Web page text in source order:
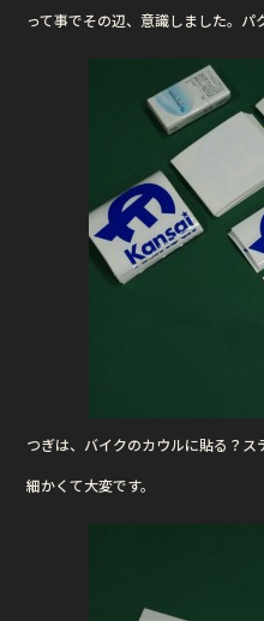
って事でその辺、意識しました。パ
つぎは、バイクのカウルに貼る？ス
細かくて大変です。